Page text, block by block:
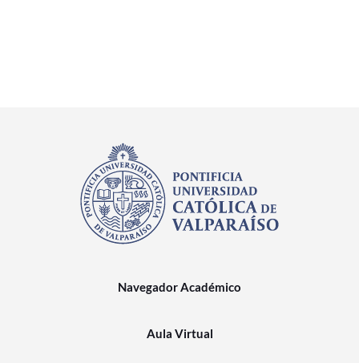
Navegador Académico
Aula Virtual